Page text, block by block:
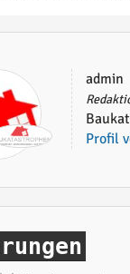
admin
Profil